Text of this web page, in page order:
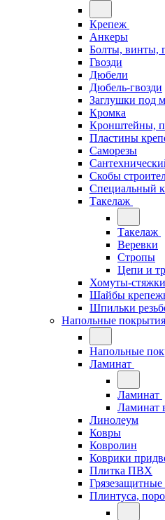
Крепеж
Анкеры
Болты, винты,
Гвозди
Дюбели
Дюбель-гвозди
Заглушки под
Кромка
Кронштейны,
Пластины
Саморезы
Скобы
Специальный
Такелаж
Такелаж
Веревки
Стропы
Цепи и
Хомуты-стяжки
Шайбы
Шпильки
Напольные покрытия
Напольные
Ламинат
Ламинат
Ламинат
Линолеум
Ковры
Ковролин
Коврики
Плитка ПВХ
Плинтуса,